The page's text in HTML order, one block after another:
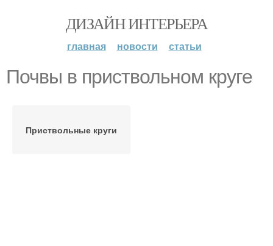
ДИЗАЙН ИНТЕРЬЕРА
главная новости статьи
Почвы в приствольном круге
Приствольные круги